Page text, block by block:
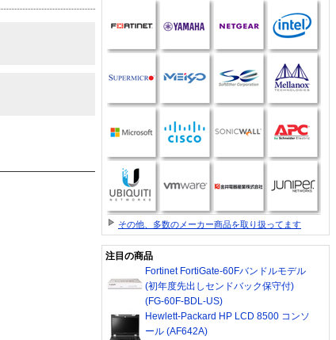
その他、多数のメーカー商品を取り扱ってます
注目の商品
Fortinet FortiGate-60Fバンドルモデル
(初年度先出しセンドバック保守付)
(FG-60F-BDL-US)
Hewlett-Packard HP LCD 8500 コンソ
ール (AF642A)